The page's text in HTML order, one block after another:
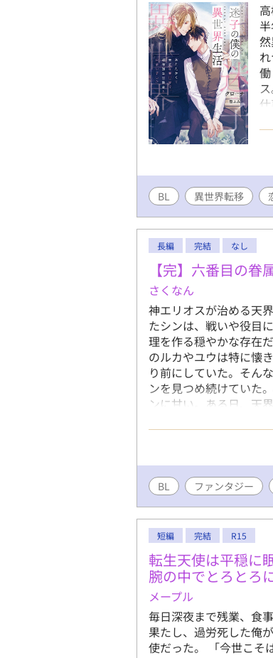
BL 異世界転移
長編 完結 なし
【完】六番目の眷
さくなん
神エリオスが治める天
たシンは、戦いや役目
理を作る穏やかな存在
のルカやユウは特に懐
り前にしていた。そん
ンを見つめ続けていた
ンに甘い。ある日、天
に鎮めてしまう。それ
れた特別な役割。 シン
つ“境目の存在”だっ
ン。 そして、長い時を
つめていたのか。穏や
の居場所を巡る、優し
BL ファンタジー
短編 完結 R15
転生天使は平穏に
腕の中でとろとろ
メープル
毎日深夜まで残業、食
果たし、過労死した俺
使だった。 ​「今世こそ